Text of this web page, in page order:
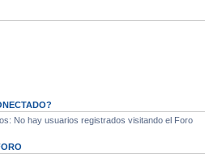
No hay usuarios registrados visitando el Foro